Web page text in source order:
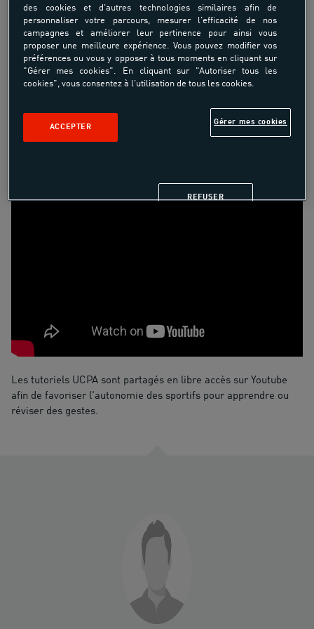
Tutoriel Kitesurf UCPA n°6 - Le backloop
Les tutoriels UCPA sont partagés en libre accès sur Youtube
afin de favoriser l'autonomie des sportifs pour apprendre ou
réviser des gestes.
des cookies et d'autres technologies similaires afin de
personnaliser votre parcours, mesurer l'efficacité de nos
campagnes et améliorer leur pertinence pour ainsi vous
proposer une meilleure expérience. Vous pouvez modifier vos
préférences ou vous y opposer à tous moments en cliquant sur
"Gérer mes cookies". En cliquant sur "Autoriser tous les
cookies", vous consentez à l'utilisation de tous les cookies.
Gérer mes cookies
REFUSER
ACCEPTER